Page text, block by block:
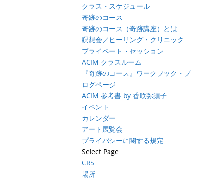
クラス・スケジュール
奇跡のコース
奇跡のコース（奇跡講座）とは
瞑想会／ヒーリング・クリニック
プライベート・セッション
ACIM クラスルーム
『奇跡のコース』ワークブック・ブ
ログページ
ACIM 参考書 by 香咲弥須子
イベント
カレンダー
アート展覧会
プライバシーに関する規定
Select Page
CRS
場所